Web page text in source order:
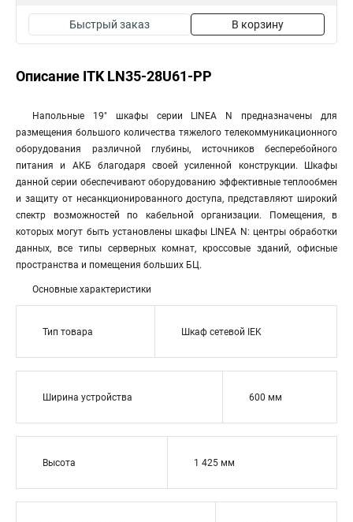
Быстрый заказ В корзину
Описание ITK LN35-28U61-PP
Напольные 19" шкафы серии LINEA N предназначены для
размещения большого количества тяжелого телекоммуникационного
оборудования различной глубины, источников бесперебойного
питания и АКБ благодаря своей усиленной конструкции. Шкафы
данной серии обеспечивают оборудованию эффективные теплообмен
и защиту от несанкционированного доступа, представляют широкий
спектр возможностей по кабельной организации. Помещения, в
которых могут быть установлены шкафы LINEA N: центры обработки
данных, все типы серверных комнат, кроссовые зданий, офисные
пространства и помещения больших БЦ.
Основные характеристики
Тип товара Шкаф сетевой IEK
Ширина устройства 600 мм
Высота 1 425 мм